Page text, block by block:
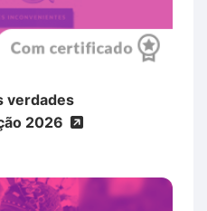
verdades
2026